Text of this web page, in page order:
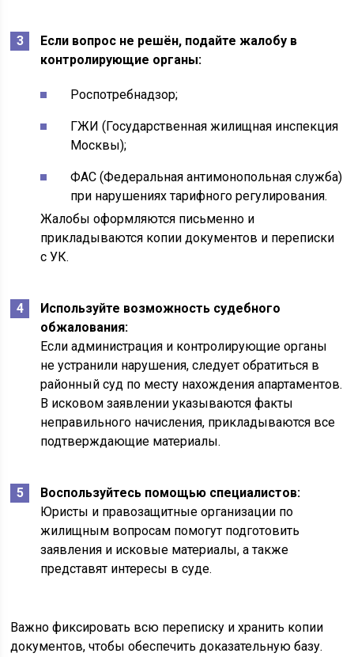
Если вопрос не решён, подайте жалобу в
контролирующие органы:
Роспотребнадзор;
ГЖИ (Государственная жилищная инспекция
Москвы);
ФАС (Федеральная антимонопольная служба)
при нарушениях тарифного регулирования.
Жалобы оформляются письменно и
прикладываются копии документов и переписки
с УК.
Используйте возможность судебного
обжалования:
Если администрация и контролирующие органы
не устранили нарушения, следует обратиться в
районный суд по месту нахождения апартаментов.
В исковом заявлении указываются факты
неправильного начисления, прикладываются все
подтверждающие материалы.
Воспользуйтесь помощью специалистов:
Юристы и правозащитные организации по
жилищным вопросам помогут подготовить
заявления и исковые материалы, а также
представят интересы в суде.
Важно фиксировать всю переписку и хранить копии
документов, чтобы обеспечить доказательную базу.